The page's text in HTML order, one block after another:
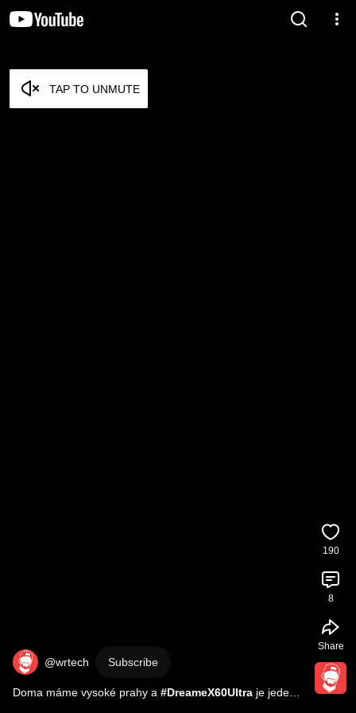
TAP TO UNMUTE
@wrtech Subscribe
Doma máme vysoké prahy a #DreameX60Ultra je jeden z
190
8
Share